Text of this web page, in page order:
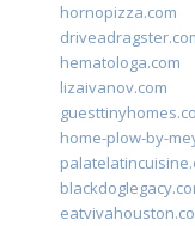
hornopizza.com
hematologa.com
lizaivanov.com
home-plow-by-